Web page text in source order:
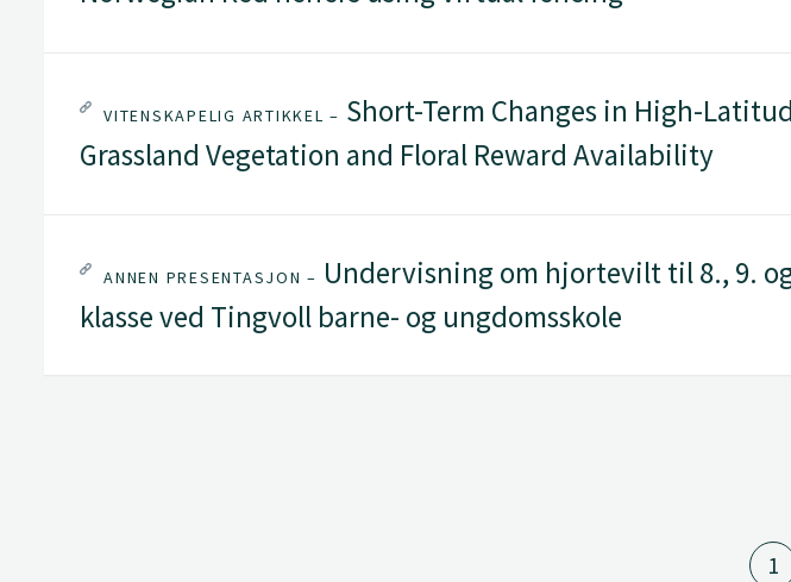
VITENSKAPELIG ARTIKKEL – Short-Term Changes in High-
Grassland Vegetation and Floral Reward Availability
ANNEN PRESENTASJON – Undervisning om hjortevilt til 8., 9.
klasse ved Tingvoll barne- og ungdomsskole
1